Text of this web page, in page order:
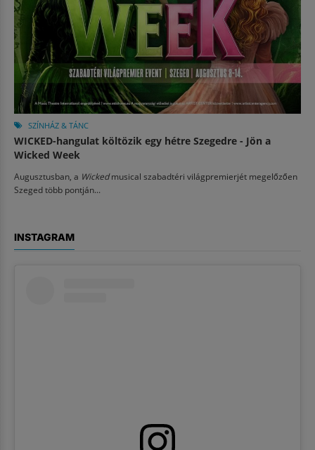
SZÍNHÁZ & TÁNC
WICKED-hangulat költözik egy hétre Szegedre - Jön a
Wicked Week
Augusztusban, a Wickedmusical szabadtéri világpremierjét megelőzően
Szeged több pontján...
INSTAGRAM